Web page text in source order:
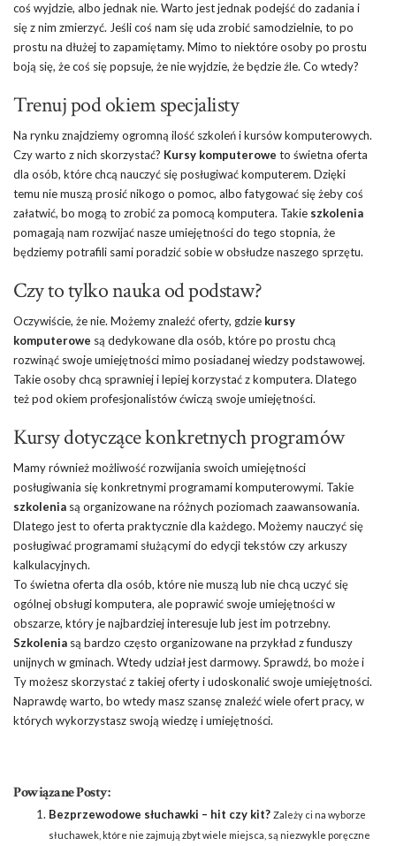
coś wyjdzie, albo jednak nie. Warto jest jednak podejść do zadania i
się z nim zmierzyć. Jeśli coś nam się uda zrobić samodzielnie, to po
prostu na dłużej to zapamiętamy. Mimo to niektóre osoby po prostu
boją się, że coś się popsuje, że nie wyjdzie, że będzie źle. Co wtedy?
Trenuj pod okiem specjalisty
Na rynku znajdziemy ogromną ilość szkoleń i kursów komputerowych.
Czy warto z nich skorzystać? Kursy komputerowe to świetna oferta
dla osób, które chcą nauczyć się posługiwać komputerem. Dzięki
temu nie muszą prosić nikogo o pomoc, albo fatygować się żeby coś
załatwić, bo mogą to zrobić za pomocą komputera. Takie szkolenia
pomagają nam rozwijać nasze umiejętności do tego stopnia, że
będziemy potrafili sami poradzić sobie w obsłudze naszego sprzętu.
Czy to tylko nauka od podstaw?
Oczywiście, że nie. Możemy znaleźć oferty, gdzie kursy
komputerowe są dedykowane dla osób, które po prostu chcą
rozwinąć swoje umiejętności mimo posiadanej wiedzy podstawowej.
Takie osoby chcą sprawniej i lepiej korzystać z komputera. Dlatego
też pod okiem profesjonalistów ćwiczą swoje umiejętności.
Kursy dotyczące konkretnych programów
Mamy również możliwość rozwijania swoich umiejętności
posługiwania się konkretnymi programami komputerowymi. Takie
szkolenia są organizowane na różnych poziomach zaawansowania.
Dlatego jest to oferta praktycznie dla każdego. Możemy nauczyć się
posługiwać programami służącymi do edycji tekstów czy arkuszy
kalkulacyjnych.
To świetna oferta dla osób, które nie muszą lub nie chcą uczyć się
ogólnej obsługi komputera, ale poprawić swoje umiejętności w
obszarze, który je najbardziej interesuje lub jest im potrzebny.
Szkolenia są bardzo często organizowane na przykład z funduszy
unijnych w gminach. Wtedy udział jest darmowy. Sprawdź, bo może i
Ty możesz skorzystać z takiej oferty i udoskonalić swoje umiejętności.
Naprawdę warto, bo wtedy masz szansę znaleźć wiele ofert pracy, w
których wykorzystasz swoją wiedzę i umiejętności.
Powiązane Posty:
Bezprzewodowe słuchawki – hit czy kit? Zależy ci na wyborze
słuchawek, które nie zajmują zbyt wiele miejsca, są niezwykle poręczne